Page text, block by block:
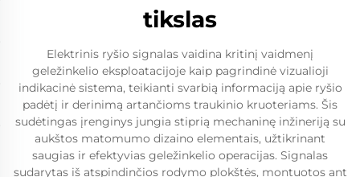
tikslas
Elektrinis ryšio signalas vaidina kritinį vaidmenį
geležinkelio eksploatacijoje kaip pagrindinė vizualioji
indikacinė sistema, teikianti svarbią informaciją apie ryšio
padėtį ir derinimą artančioms traukinio kruoteriams. Šis
sudėtingas įrenginys jungia stiprią mechaninę inžineriją su
aukštos matomumo dizaino elementais, užtikrinant
saugias ir efektyvias geležinkelio operacijas. Signalas
sudarytas iš atspindinčios rodymo plokštės, montuotos ant